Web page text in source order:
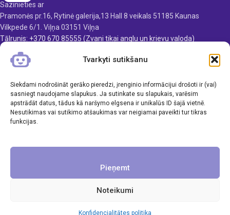
Tvarkyti sutikšanu
Siekdami nodrošināt gerāko pieredzi, įrenginio informācijui drošoti ir (vai)
sasniegt naudojame slapukus. Ja sutinkate su slapukais, varēsim
apstrādāt datus, tādus kā naršymo elgsena ir unikalūs ID šajā vietnē.
Nesutikimas vai sutikimo atšaukimas var neigiamai paveikti tur tikras
funkcijas.
Pieņemt
Noteikumi
Konfidencialitātes politika
Ieteicamais vecums - 3 gadi
un vecāki
un vecāki
Sazinieties ar
Pramonės pr.16, Rytinė galerija,13 Hall 8 veikals 51185 Kaunas
Vilkpede 6/1. Viļņa 03151 Viļņa
Tālrunis: +370 670 85555 (Zvani tikai anglu un krievu valoda)
E-pasts: info@toys.lt
KLIENTAMS
INFORMĀCIJA